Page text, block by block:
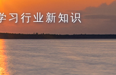
习行业新知识